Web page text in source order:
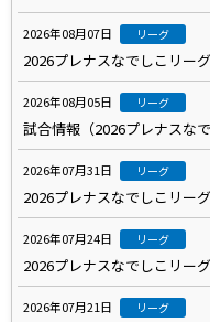
2026年08月07日 リーグ
2026プレナスなでしこリー
2026年08月05日 リーグ
試合情報（2026プレナスな
2026年07月31日 リーグ
2026プレナスなでしこリー
2026年07月24日 リーグ
2026プレナスなでしこリー
2026年07月21日 リーグ